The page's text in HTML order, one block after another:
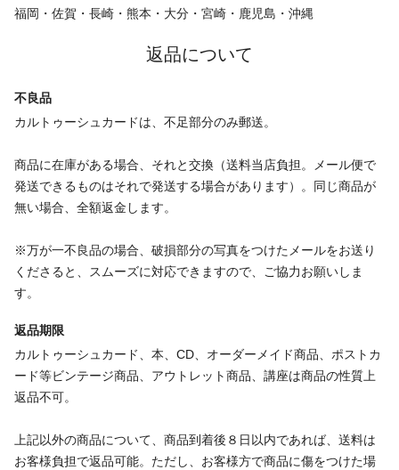
福岡・佐賀・長崎・熊本・大分・宮崎・鹿児島・沖縄
返品について
不良品
カルトゥーシュカードは、不足部分のみ郵送。
商品に在庫がある場合、それと交換（送料当店負担。メール便で
発送できるものはそれで発送する場合があります）。同じ商品が
無い場合、全額返金します。
※万が一不良品の場合、破損部分の写真をつけたメールをお送り
くださると、スムーズに対応できますので、ご協力お願いしま
す。
返品期限
カルトゥーシュカード、本、CD、オーダーメイド商品、ポストカ
ード等ビンテージ商品、アウトレット商品、講座は商品の性質上
返品不可。
上記以外の商品について、商品到着後８日以内であれば、送料は
お客様負担で返品可能。ただし、お客様方で商品に傷をつけた場